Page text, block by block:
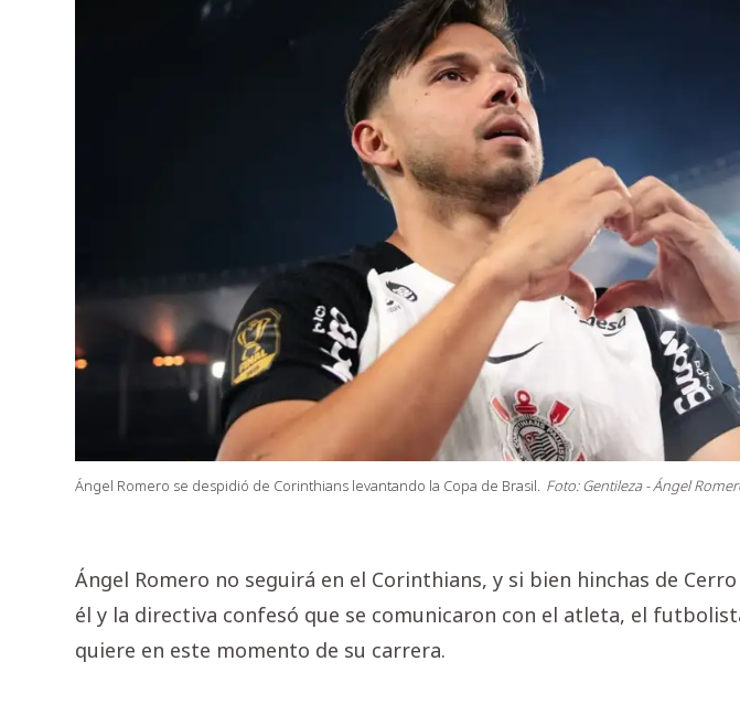
Ángel Romero se despidió de Corinthians levantando la Copa de Brasil. Foto: Gentileza - Ángel
Ángel Romero no seguirá en el Corinthians, y si bien hinchas de
él y la directiva confesó que se comunicaron con el atleta, el
quiere en este momento de su carrera.